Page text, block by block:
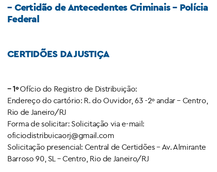
– Certidão de Antecedentes Criminais – Polícia
Federal
CERTIDÕES DA JUSTIÇA
– 1ºOfício do Registro de Distribuição:
Endereço do cartório: R. do Ouvidor, 63 -2º andar – Centro,
Rio de Janeiro/RJ
Forma de solicitar: Solicitação via e-mail:
oficiodistribuicaorj@gmail.com
Solicitação presencial: Central de Certidões – Av. Almirante
Barroso 90, SL – Centro, Rio de Janeiro/RJ